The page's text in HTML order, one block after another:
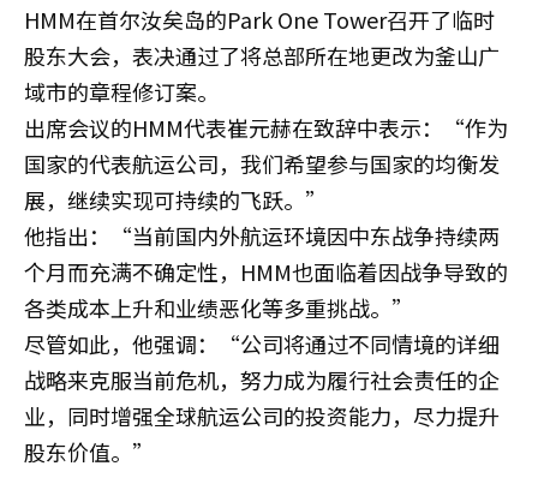
HMM在首尔汝矣岛的Park One Tower召开了临时
股东大会，表决通过了将总部所在地更改为釜山广
域市的章程修订案。
出席会议的HMM代表崔元赫在致辞中表示：“作为
国家的代表航运公司，我们希望参与国家的均衡发
展，继续实现可持续的飞跃。”
他指出：“当前国内外航运环境因中东战争持续两
个月而充满不确定性，HMM也面临着因战争导致的
各类成本上升和业绩恶化等多重挑战。”
尽管如此，他强调：“公司将通过不同情境的详细
战略来克服当前危机，努力成为履行社会责任的企
业，同时增强全球航运公司的投资能力，尽力提升
股东价值。”